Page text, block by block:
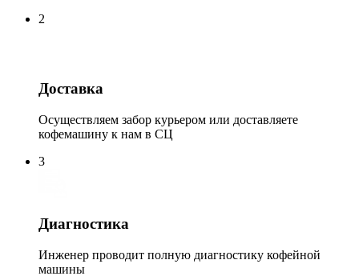
2
Доставка
Осуществляем забор курьером или доставляете
кофемашину к нам в СЦ
3
Диагностика
Инженер проводит полную диагностику кофейной
машины